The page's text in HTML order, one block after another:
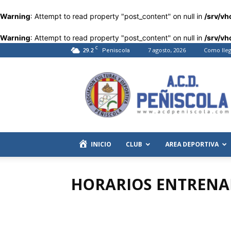
Warning: Attempt to read property "post_content" on null in /srv/
Warning: Attempt to read property "post_content" on null in /srv/
29.2 C Peniscola 7 agosto, 2026 Como
Asociación
Cultural
y
Deportiva
Peñíscola
INICIO CLUB AREA DEPORTIVA
HORARIOS